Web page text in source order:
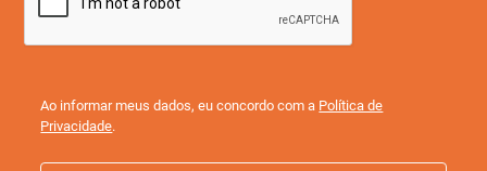
Ao informar meus dados, eu concordo com a Política de
Privacidade.